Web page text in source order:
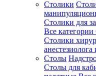
Столики
Столики для
Все категории
Столики
Столы
Столы для